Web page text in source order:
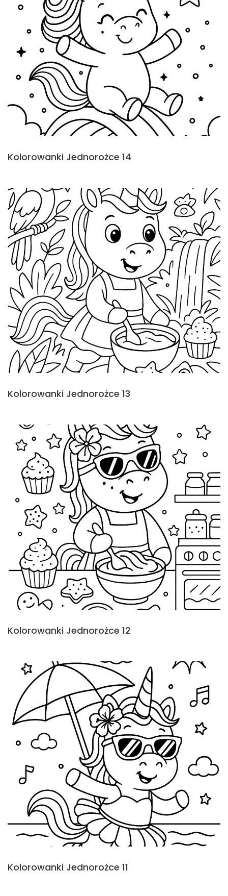
Kolorowanki Jednorożce 14
Kolorowanki Jednorożce 13
Kolorowanki Jednorożce 12
Kolorowanki Jednorożce 11